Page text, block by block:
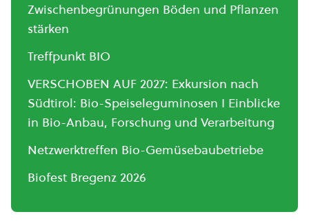
Zwischenbegrünungen Böden und Pflanzen
stärken
Treffpunkt BIO
VERSCHOBEN AUF 2027: Exkursion nach
Südtirol: Bio-Speiseleguminosen I Einblicke
in Bio-Anbau, Forschung und Verarbeitung
Netzwerktreffen Bio-Gemüsebaubetriebe
Biofest Bregenz 2026